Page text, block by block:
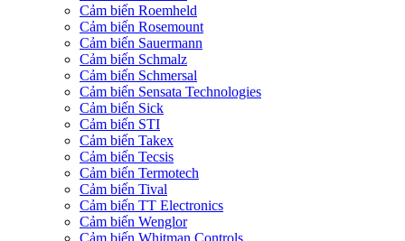
Cảm biến Roemheld
Cảm biến Rosemount
Cảm biến Sauermann
Cảm biến Schmalz
Cảm biến Schmersal
Cảm biến Sensata Technologies
Cảm biến Sick
Cảm biến STI
Cảm biến Takex
Cảm biến Tecsis
Cảm biến Termotech
Cảm biến Tival
Cảm biến TT Electronics
Cảm biến Wenglor
Cảm biến Whitman Controls